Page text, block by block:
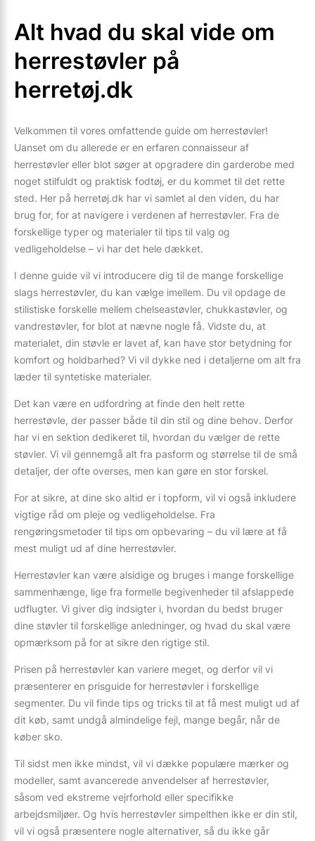
Alt hvad du skal vide om
herrestøvler på
herretøj.dk
Velkommen til vores omfattende guide om herrestøvler!
Uanset om du allerede er en erfaren connaisseur af
herrestøvler eller blot søger at opgradere din garderobe med
noget stilfuldt og praktisk fodtøj, er du kommet til det rette
sted. Her på herretøj.dk har vi samlet al den viden, du har
brug for, for at navigere i verdenen af herrestøvler. Fra de
forskellige typer og materialer til tips til valg og
vedligeholdelse – vi har det hele dækket.
I denne guide vil vi introducere dig til de mange forskellige
slags herrestøvler, du kan vælge imellem. Du vil opdage de
stilistiske forskelle mellem chelseastøvler, chukkastøvler, og
vandrestøvler, for blot at nævne nogle få. Vidste du, at
materialet, din støvle er lavet af, kan have stor betydning for
komfort og holdbarhed? Vi vil dykke ned i detaljerne om alt fra
læder til syntetiske materialer.
Det kan være en udfordring at finde den helt rette
herrestøvle, der passer både til din stil og dine behov. Derfor
har vi en sektion dedikeret til, hvordan du vælger de rette
støvler. Vi vil gennemgå alt fra pasform og størrelse til de små
detaljer, der ofte overses, men kan gøre en stor forskel.
For at sikre, at dine sko altid er i topform, vil vi også inkludere
vigtige råd om pleje og vedligeholdelse. Fra
rengøringsmetoder til tips om opbevaring – du vil lære at få
mest muligt ud af dine herrestøvler.
Herrestøvler kan være alsidige og bruges i mange forskellige
sammenhænge, lige fra formelle begivenheder til afslappede
udflugter. Vi giver dig indsigter i, hvordan du bedst bruger
dine støvler til forskellige anledninger, og hvad du skal være
opmærksom på for at sikre den rigtige stil.
Prisen på herrestøvler kan variere meget, og derfor vil vi
præsenterer en prisguide for herrestøvler i forskellige
segmenter. Du vil finde tips og tricks til at få mest muligt ud af
dit køb, samt undgå almindelige fejl, mange begår, når de
køber sko.
Til sidst men ikke mindst, vil vi dække populære mærker og
modeller, samt avancerede anvendelser af herrestøvler,
såsom ved ekstreme vejrforhold eller specifikke
arbejdsmiljøer. Og hvis herrestøvler simpelthen ikke er din stil,
vil vi også præsentere nogle alternativer, så du ikke går